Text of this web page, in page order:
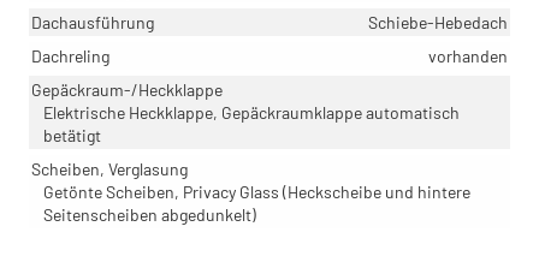
Dachausführung
Schiebe-Hebedach
Dachreling
vorhanden
Gepäckraum-/Heckklappe
Elektrische Heckklappe, Gepäckraumklappe automatisch
betätigt
Scheiben, Verglasung
Getönte Scheiben, Privacy Glass (Heckscheibe und hintere
Seitenscheiben abgedunkelt)